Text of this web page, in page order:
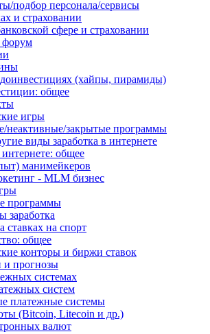
подбор персонала/сервисы
и страховании
сфере и страховании
форум
(хайпы, пирамиды)
общее
игры
неактивные/закрытые программы
виды заработка в интернете
интернете: общее
манимейкеров
- MLM бизнес
программы
заработка
ставках на спорт
общее
конторы и биржи ставок
и прогнозы
системах
систем
платежные системы
(Bitcoin, Litecoin и др.)
валют